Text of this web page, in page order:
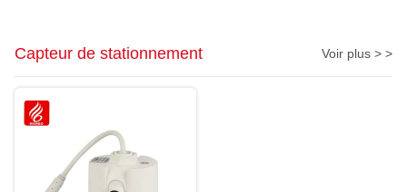
Capteur de stationnement Voir plus > >